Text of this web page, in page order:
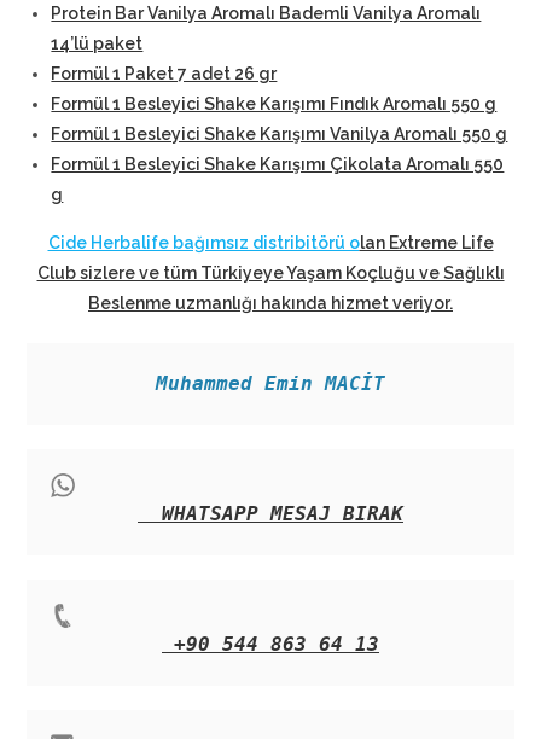
Protein Bar Vanilya Aromalı Bademli Vanilya Aromalı
14’lü paket
Formül 1 Paket 7 adet 26 gr
Formül 1 Besleyici Shake Karışımı Fındık Aromalı 550 g
Formül 1 Besleyici Shake Karışımı Vanilya Aromalı 550 g
Formül 1 Besleyici Shake Karışımı Çikolata Aromalı 550
g
Cide Herbalife bağımsız distribitörü olan Extreme Life
Club sizlere ve tüm Türkiyeye Yaşam Koçluğu ve Sağlıklı
Beslenme uzmanlığı hakında hizmet veriyor.
Muhammed Emin MACİT
WHATSAPP MESAJ BIRAK
+90 544 863 64 13